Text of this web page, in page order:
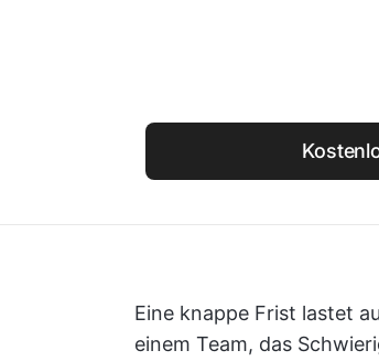
Eine knappe Frist lastet
einem Team, das